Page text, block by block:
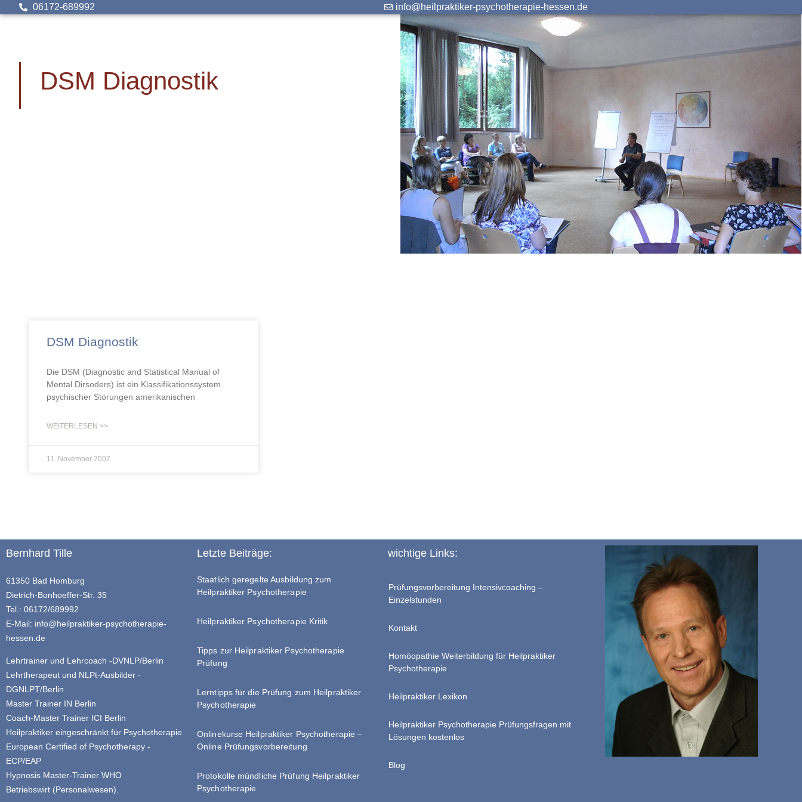
06172-689992 info@heilpraktiker-psychotherapie-hessen.de
DSM Diagnostik
DSM Diagnostik
Die DSM (Diagnostic and Statistical Manual of
Mental Dirsoders) ist ein Klassifikationssystem
psychischer Störungen amerikanischen
WEITERLESEN >>
11. November 2007
Bernhard Tille
61350 Bad Homburg
Dietrich-Bonhoeffer-Str. 35
Tel.: 06172/689992
E-Mail: info@heilpraktiker-psychotherapie-
hessen.de
Lehrtrainer und Lehrcoach -DVNLP/Berlin
Lehrtherapeut und NLPt-Ausbilder -
DGNLPT/Berlin
Master Trainer IN Berlin
Coach-Master Trainer ICI Berlin
Heilpraktiker eingeschränkt für Psychotherapie
European Certified of Psychotherapy -
ECP/EAP
Hypnosis Master-Trainer WHO
Betriebswirt (Personalwesen).
Letzte Beiträge:
Staatlich geregelte Ausbildung zum
Heilpraktiker Psychotherapie
Heilpraktiker Psychotherapie Kritik
Tipps zur Heilpraktiker Psychotherapie
Prüfung
Lerntipps für die Prüfung zum Heilpraktiker
Psychotherapie
Onlinekurse Heilpraktiker Psychotherapie –
Online Prüfungsvorbereitung
Protokolle mündliche Prüfung Heilpraktiker
Psychotherapie
wichtige Links:
Prüfungsvorbereitung Intensivcoaching –
Einzelstunden
Kontakt
Homöopathie Weiterbildung für Heilpraktiker
Psychotherapie
Heilpraktiker Lexikon
Heilpraktiker Psychotherapie Prüfungsfragen mit
Lösungen kostenlos
Blog